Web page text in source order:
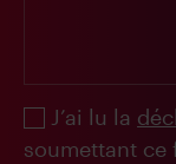
J’ai lu la
soumettant ce